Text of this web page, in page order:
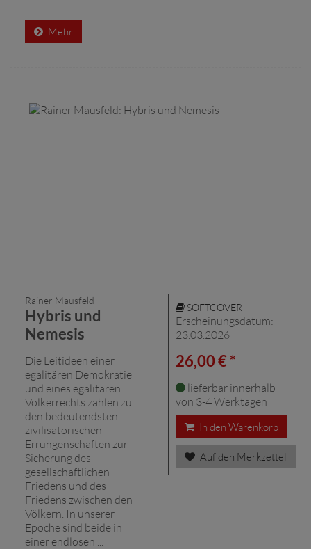
Mehr
Rainer Mausfeld
Hybris und
Nemesis
Die Leitideen einer
egalitären Demokratie
und eines egalitären
Völkerrechts zählen zu
den bedeutendsten
zivilisatorischen
Errungenschaften zur
Sicherung des
gesellschaftlichen
Friedens und des
Friedens zwischen den
Völkern. In unserer
Epoche sind beide in
einer endlosen ...
SOFTCOVER
Erscheinungsdatum:
23.03.2026
26,00 € *
lieferbar innerhalb
von 3-4 Werktagen
In den Warenkorb
Auf den Merkzettel